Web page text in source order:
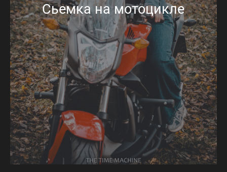
Сьемка на мотоцикле